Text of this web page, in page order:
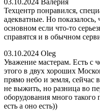
03.10.2024 Валерия
Техцентр понравился,
адекватные. Но показалось,
основном если что-то
справятся и в обычном
03.10.2024 Oleg
Уважение мастерам. Есть с
этого в двух хороших
прямо небо и земля, сейчас
не выжить, но разница во
оборудования много такого
есть а оно есть))